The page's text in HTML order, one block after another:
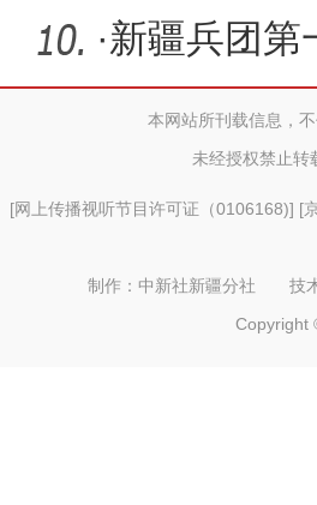
大地
·新疆兵团第
后复播将
本网站所刊载信息，
未经授权禁止转
[网上传播视听节目许可证（0106168)] [
制作：中新社新疆分社 技
Copyright